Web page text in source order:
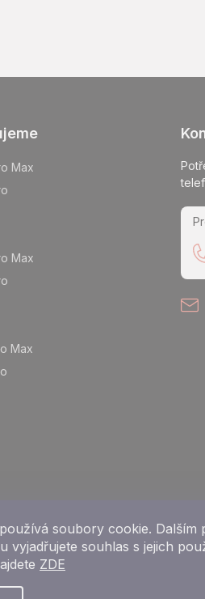
soubory cookie. Dalším
vyjadřujete souhlas s jejich
ZDE
Max
Max
Max